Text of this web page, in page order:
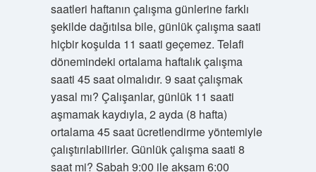
saatleri haftanın çalışma günlerine farklı
şekilde dağıtılsa bile, günlük çalışma saati
hiçbir koşulda 11 saati geçemez. Telafi
dönemindeki ortalama haftalık çalışma
saati 45 saat olmalıdır. 9 saat çalışmak
yasal mı? Çalışanlar, günlük 11 saati
aşmamak kaydıyla, 2 ayda (8 hafta)
ortalama 45 saat ücretlendirme yöntemiyle
çalıştırılabilirler. Günlük çalışma saati 8
saat mi? Sabah 9:00 ile akşam 6:00